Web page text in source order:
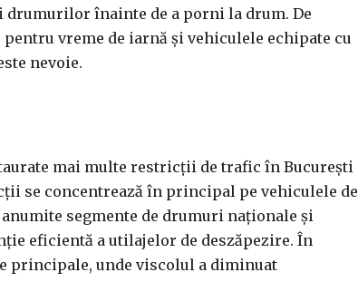
drumurilor înainte de a porni la drum. De
pentru vreme de iarnă și vehiculele echipate cu
nevoie.
mai multe restricții de trafic în București
se concentrează în principal pe vehiculele de
segmente de drumuri naționale și
eficientă a utilajelor de deszăpezire. În
principale, unde viscolul a diminuat